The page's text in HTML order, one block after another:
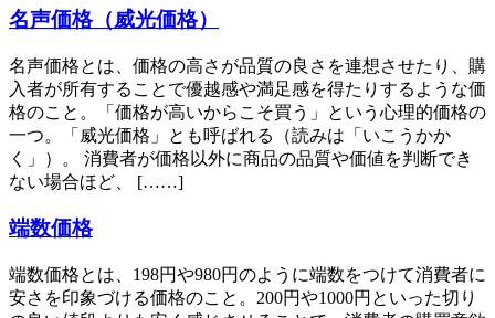
名声価格（威光価格）
名声価格とは、価格の高さが品質の良さを連想させたり、購
入者が所有することで優越感や満足感を得たりするような価
格のこと。「価格が高いからこそ買う」という心理的価格の
一つ。「威光価格」とも呼ばれる（読みは「いこうかか
く」）。 消費者が価格以外に商品の品質や価値を判断でき
ない場合ほど、 [……]
端数価格
端数価格とは、198円や980円のように端数をつけて消費者に
安さを印象づける価格のこと。200円や1000円といった切り